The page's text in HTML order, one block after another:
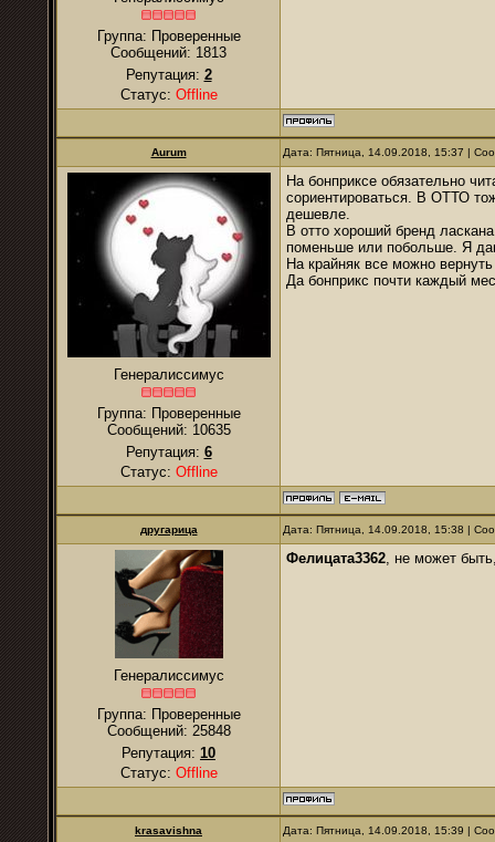
Группа: Проверенные
Сообщений: 1813
Репутация: 2
Статус: Offline
Aurum Дата: Пятница, 14.09.2018, 15:37 |
Генералиссимус
Группа: Проверенные
Сообщений: 10635
Репутация: 6
Статус: Offline
На бонприксе обязательно
сориентироваться. В ОТТО
дешевле.
В отто хороший бренд
поменьше или побольше. Я
На крайняк все можно
Да бонприкс почти каждый
другарица Дата: Пятница, 14.09.2018, 15:38 |
Генералиссимус
Группа: Проверенные
Сообщений: 25848
Репутация: 10
Статус: Offline
Фелицата3362, не может
krasavishna Дата: Пятница, 14.09.2018, 15:39 |